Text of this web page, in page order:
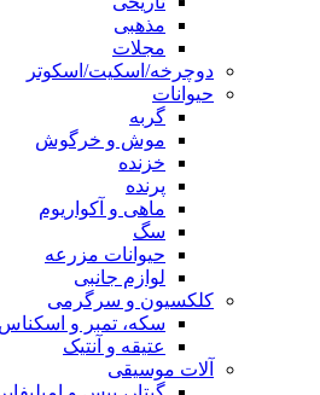
مذهبی
مجلات
دوچرخه/اسکیت/اسکوتر
حیوانات
گربه
موش و خرگوش
خزنده
پرنده
ماهی و آکواریوم
سگ
حیوانات مزرعه
لوازم جانبی
کلکسیون و سرگرمی
سکه، تمبر و اسکناس
عتیقه و آنتیک
آلات موسیقی